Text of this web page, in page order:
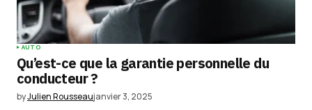
AUTO
Qu’est-ce que la garantie personnelle du
conducteur ?
byJulien Rousseaujanvier 3, 2025